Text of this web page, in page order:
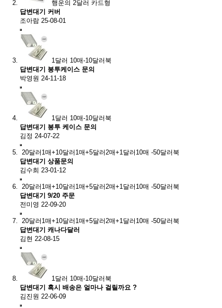
행운의 2달러 카드형
답변대기
커버
조아람 25-08-01
1달러 10매-10달러북
답변대기
봉투케이스 문의
박영원 24-11-18
1달러 10매-10달러북
답변대기
봉투 케이스 문의
김정 24-07-22
20달러1매+10달러1매+5달러2매+1달러10매 -50달러북
답변대기 상품문의
김수희 23-01-12
20달러1매+10달러1매+5달러2매+1달러10매 -50달러북
답변대기 9/20 주문
전미영 22-09-20
20달러1매+10달러1매+5달러2매+1달러10매 -50달러북
답변대기 캐나다달러
김현 22-08-15
1달러 10매-10달러북
답변대기
혹시 배송은 얼마나 걸릴까요 ?
김진원 22-06-09